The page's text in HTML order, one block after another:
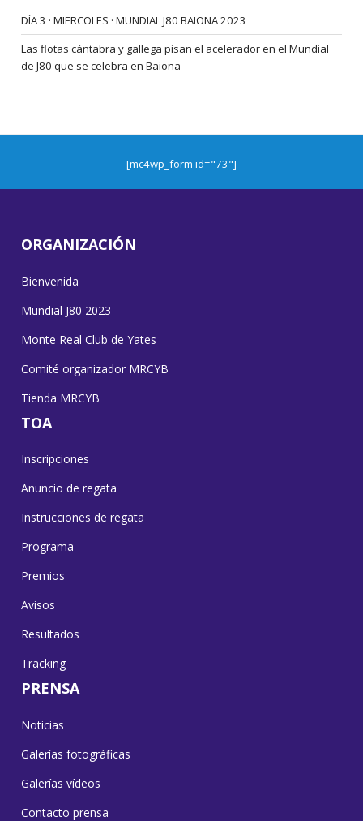
DÍA 3 · MIERCOLES · MUNDIAL J80 BAIONA 2023
Las flotas cántabra y gallega pisan el acelerador en el Mundial
de J80 que se celebra en Baiona
[mc4wp_form id="73"]
ORGANIZACIÓN
Bienvenida
Mundial J80 2023
Monte Real Club de Yates
Comité organizador MRCYB
Tienda MRCYB
TOA
Inscripciones
Anuncio de regata
Instrucciones de regata
Programa
Premios
Avisos
Resultados
Tracking
PRENSA
Noticias
Galerías fotográficas
Galerías vídeos
Contacto prensa